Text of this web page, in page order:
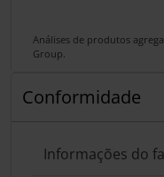
Análises de produtos
Group.
Conformidade
Informações do